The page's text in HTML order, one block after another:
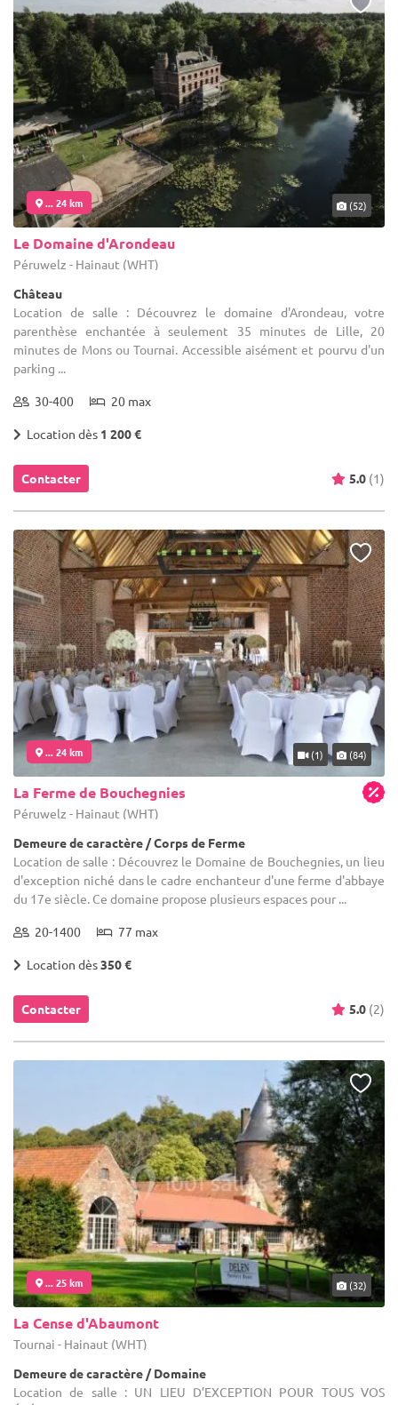
... 24 km (52)
Le Domaine d'Arondeau
Péruwelz - Hainaut (WHT)
Château
Location de salle : Découvrez le domaine d'Arondeau, votre
parenthèse enchantée à seulement 35 minutes de Lille, 20
minutes de Mons ou Tournai. Accessible aisément et pourvu d'un
parking ...
30-400 20 max
Location dès 1 200 €
Contacter 5.0 (1)
... 24 km (1) (84)
La Ferme de Bouchegnies
Péruwelz - Hainaut (WHT)
Demeure de caractère / Corps de Ferme
Location de salle : Découvrez le Domaine de Bouchegnies, un lieu
d'exception niché dans le cadre enchanteur d'une ferme d'abbaye
du 17e siècle. Ce domaine propose plusieurs espaces pour ...
20-1400 77 max
Location dès350 €
Contacter 5.0 (2)
... 25 km (32)
La Cense d'Abaumont
Tournai - Hainaut (WHT)
Demeure de caractère / Domaine
Location de salle : UN LIEU D’EXCEPTION POUR TOUS VOS